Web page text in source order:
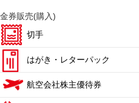
金券販売(購入)
切手
はがき・レターパック
航空会社株主優待券